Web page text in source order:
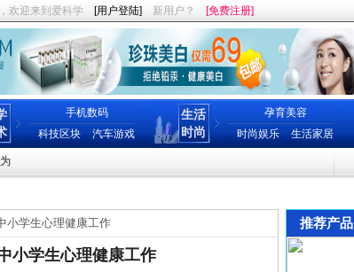
欢迎来到爱科学 [用户登陆] 新用户？ [免费注册]
手机数码
科技区块
汽车游戏
生活
时尚
孕育美容
时尚娱乐
生活家居
小学生心理健康工作
小学生心理健康工作
推荐产品